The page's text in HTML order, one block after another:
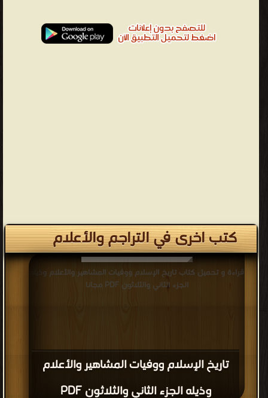
كتب اخرى في التراجم والأعلام
تاريخ الإسلام ووفيات المشاهير والأعلام
وذيله الجزء الثاني والثلاثون PDF
قراءة و تحميل كتاب تاريخ الإسلام ووفيات المشاهير والأعلام وذيله
الجزء الثاني والثلاثون PDF مجانا